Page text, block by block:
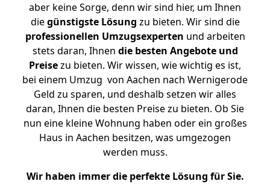
aber keine Sorge, denn wir sind hier, um Ihnen
diegünstigste Lösung zu bieten. Wir sind die
professionellen Umzugsexperten und arbeiten
stets daran, Ihnen die besten Angebote und
Preisezu bieten. Wir wissen, wie wichtig es ist,
bei einem Umzug von Aachen nach Wernigerode
Geld zu sparen, und deshalb setzen wir alles
daran, Ihnen die besten Preise zu bieten. Ob Sie
nun eine kleine Wohnung haben oder ein großes
Haus in Aachen besitzen, was umgezogen
werden muss.
Wir haben immer die perfekte Lösung für Sie.